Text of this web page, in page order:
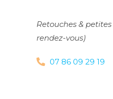
Retouches &
rendez-vous)
07 86 09 29 19